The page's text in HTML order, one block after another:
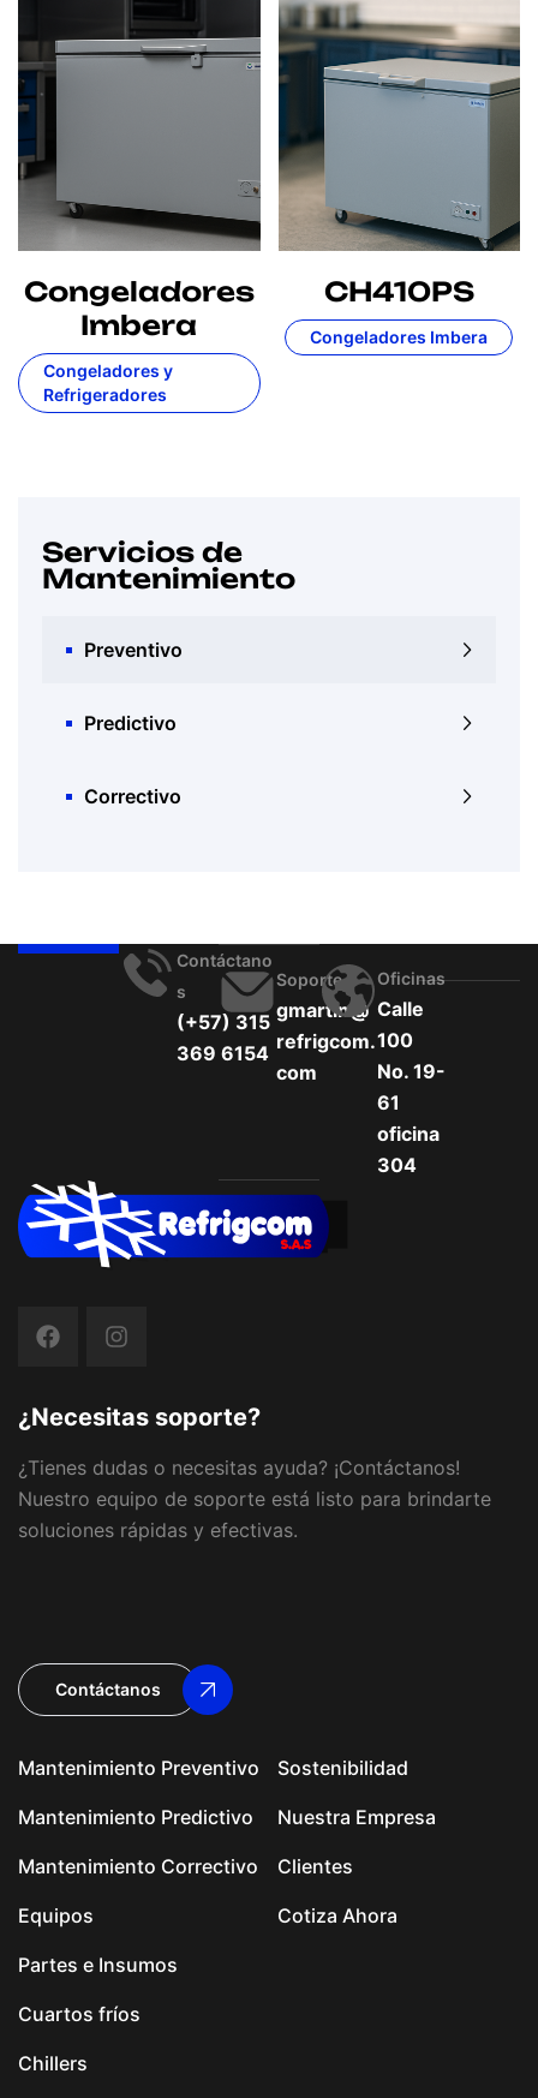
Servicios de
Mantenimiento
Preventivo
Predictivo
Correctivo
Congeladores
Imbera
Congeladores y
Refrigeradores
CH410PS
Congeladores Imbera
Contáctano
S
(+57) 315
369 6154
Soporte
gmartin@
refrigcom.
com
Oficinas
Calle
100
No. 19-
61
oficina
304
Mantenimiento Preventivo
Mantenimiento Predictivo
Mantenimiento Correctivo
Equipos
Partes e Insumos
Cuartos fríos
Chillers
Sostenibilidad
Nuestra Empresa
Clientes
Cotiza Ahora
¿Necesitas soporte?
¿Tienes dudas o necesitas ayuda? ¡Contáctanos!
Nuestro equipo de soporte está listo para brindarte
soluciones rápidas y efectivas.
Contáctanos